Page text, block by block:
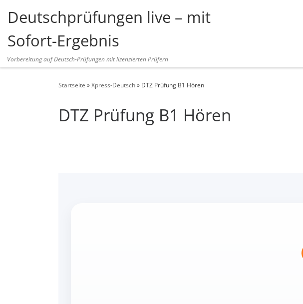
Zum Inhalt springen
Deutschprüfungen live – mit
Sofort-Ergebnis
Vorbereitung auf Deutsch-Prüfungen mit lizenzierten Prüfern
Startseite »Xpress-Deutsch» DTZ Prüfung B1 Hören
DTZ Prüfung B1 Hören